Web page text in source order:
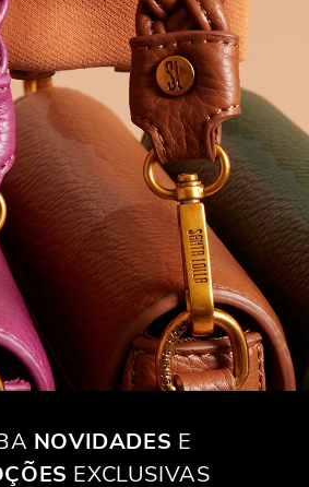
NOVIDADES E
EXCLUSIVAS